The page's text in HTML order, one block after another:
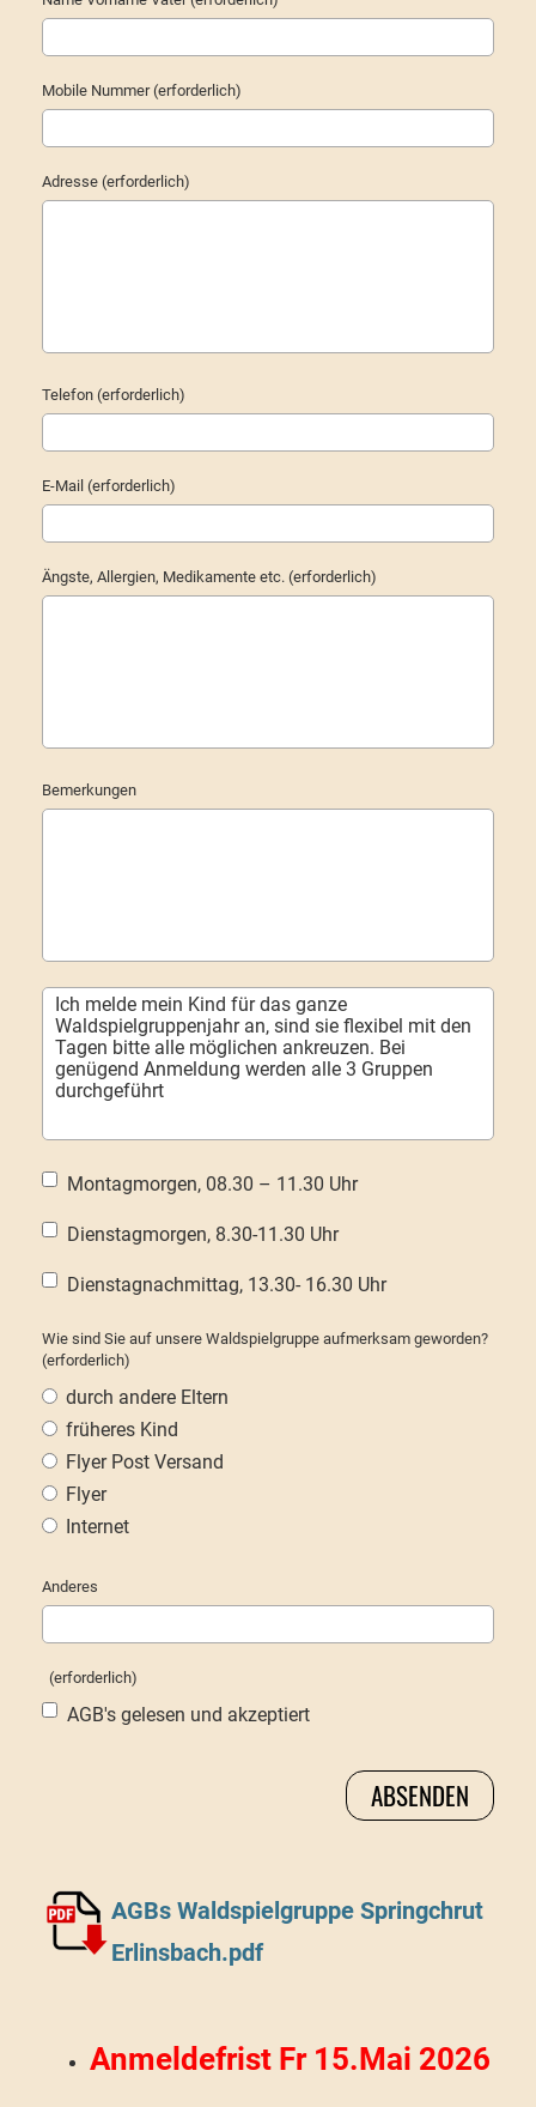
Mobile Nummer (erforderlich)
Adresse (erforderlich)
Telefon (erforderlich)
E-Mail (erforderlich)
Ängste, Allergien, Medikamente etc. (erforderlich)
Bemerkungen
Montagmorgen, 08.30 – 11.30 Uhr
Dienstagmorgen, 8.30-11.30 Uhr
Dienstagnachmittag, 13.30- 16.30 Uhr
Wie sind Sie auf unsere Waldspielgruppe aufmerksam geworden?
(erforderlich)
durch andere Eltern
früheres Kind
Flyer Post Versand
Flyer
Internet
Anderes
(erforderlich)
AGB's gelesen und akzeptiert
AGBs Waldspielgruppe Springchrut
Erlinsbach.pdf
Anmeldefrist Fr 15.Mai 2026